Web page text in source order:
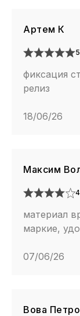
Артем К
5
фиксация
релиз
18/06/26
Максим
4
материал
маркие,
07/06/26
Вова